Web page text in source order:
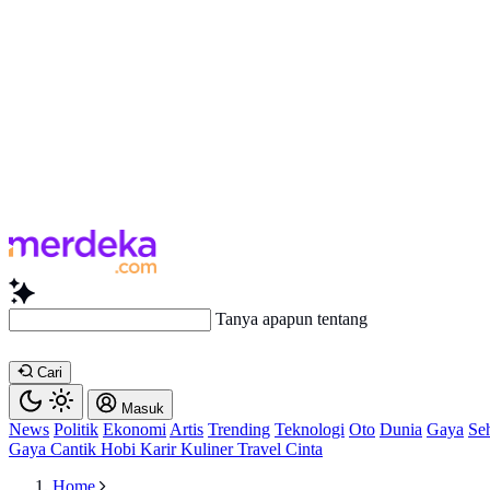
Tanya apapu
Cari
Masuk
News Politik Ekonomi Artis Trending Teknologi Oto Dunia Gaya
Gaya Cantik Hobi KarirKulinerTravel Cinta
Home